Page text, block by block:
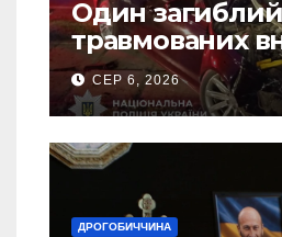
Один загиблий
травмованих
ДТП на
СЕР 6, 2026
ДРОГОБИЧЧИНА